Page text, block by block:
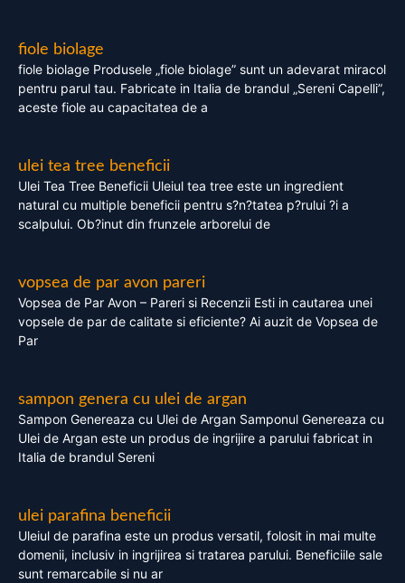
fiole biolage
fiole biolage Produsele „fiole biolage” sunt un adevarat miracol
pentru parul tau. Fabricate in Italia de brandul „Sereni Capelli”,
aceste fiole au capacitatea de a
ulei tea tree beneficii
Ulei Tea Tree Beneficii Uleiul tea tree este un ingredient
natural cu multiple beneficii pentru s?n?tatea p?rului ?i a
scalpului. Ob?inut din frunzele arborelui de
vopsea de par avon pareri
Vopsea de Par Avon – Pareri si Recenzii Esti in cautarea unei
vopsele de par de calitate si eficiente? Ai auzit de Vopsea de
Par
sampon genera cu ulei de argan
Sampon Genereaza cu Ulei de Argan Samponul Genereaza cu
Ulei de Argan este un produs de ingrijire a parului fabricat in
Italia de brandul Sereni
ulei parafina beneficii
Uleiul de parafina este un produs versatil, folosit in mai multe
domenii, inclusiv in ingrijirea si tratarea parului. Beneficiile sale
sunt remarcabile si nu ar